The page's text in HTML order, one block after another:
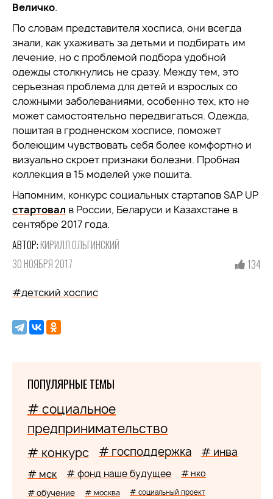
Величко.
По словам представителя хосписа, они всегда
знали, как ухаживать за детьми и подбирать им
лечение, но с проблемой подбора удобной
одежды столкнулись не сразу. Между тем, это
серьезная проблема для детей и взрослых со
сложными заболеваниями, особенно тех, кто не
может самостоятельно передвигаться. Одежда,
пошитая в гродненском хосписе, поможет
болеющим чувствовать себя более комфортно и
визуально скроет признаки болезни. Пробная
коллекция в 15 моделей уже пошита.
Напомним, конкурс социальных стартапов SAP UP
стартовал в России, Беларуси и Казахстане в
сентябре 2017 года.
АВТОР: КИРИЛЛ ОЛЬГИНСКИЙ
30 НОЯБРЯ 2017
134
#детский хоспис
ПОПУЛЯРНЫЕ ТЕМЫ
# социальное
предпринимательство
# конкурс # господдержка # инва
# мск # фонд наше будущее # нко
# обучение # москва # социальный проект